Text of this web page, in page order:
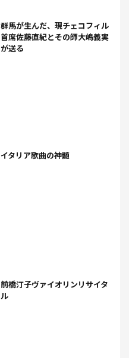
群馬が生んだ、現チェコフィル
首席佐藤直紀とその師大嶋義実
が送る
イタリア歌曲の神髄
前橋汀子ヴァイオリンリサイタ
ル